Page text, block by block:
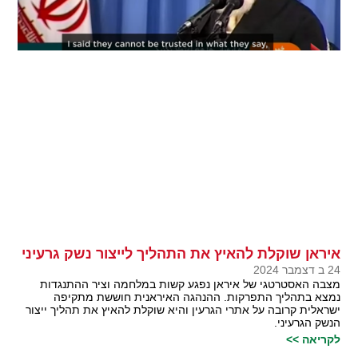
איראן שוקלת להאיץ את התהליך לייצור נשק גרעיני
24 ב דצמבר 2024
מצבה האסטרטגי של איראן נפגע קשות במלחמה וציר ההתנגדות
נמצא בתהליך התפרקות. ההנהגה האיראנית חוששת מתקיפה
ישראלית קרובה על אתרי הגרעין והיא שוקלת להאיץ את תהליך ייצור
הנשק הגרעיני.
לקריאה >>